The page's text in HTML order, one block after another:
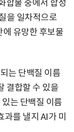
합물 중에서 합성
을 일차적으로
에 유망한 후보물
는 단백질 이름
결합할 수 있을
는 단백질 이름
를 낼지 AI가 미